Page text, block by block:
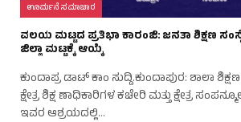
ಊರ್ಮನೆ ಸಮಾಚಾರ
ವಲಯ ಮಟ್ಟದ ಪ್ರತಿಭಾ ಕಾರಂಜಿ: ಜನತಾ ಶಿಕ್ಷಣ
ಜಿಲ್ಲಾ ಮಟ್ಟಕ್ಕೆ ಆಯ್ಕೆ
ಕುಂದಾಪ್ರ ಡಾಟ್‌ ಕಾಂ ಸುದ್ದಿ.ಕುಂದಾಪುರ: ಶಾಲಾ
ಕ್ಷೇತ್ರ ಶಿಕ್ಷ ಣಾಧಿಕಾರಿಗಳ ಕಚೇರಿ ಮತ್ತು ಕ್ಷೇತ್ರ
ಇವರ ಆಶ್ರಯದಲ್ಲಿ…